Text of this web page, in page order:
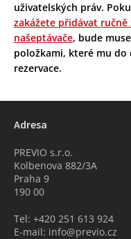
uživatelských práv.
zakážete přidávat
našeptávače, bude
položkami, které mu
rezervace.
Adresa
PREVIO s.r.o.
Kolbenova 882/3A
Praha 9
190 00
Tel: +420 251 613 924
E-mail: info@previo.cz